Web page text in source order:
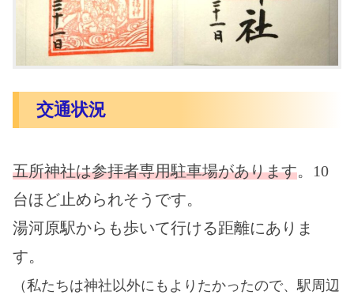
交通状況
五所神社は参拝者専用駐車場があります。10
台ほど止められそうです。
湯河原駅からも歩いて行ける距離にありま
す。
（私たちは神社以外にもよりたかったので、駅周辺